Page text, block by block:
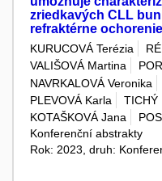
zriedkavých CLL
refraktérne
KURUCOVÁ Terézia
VALIŠOVÁ Martina
NAVRKALOVÁ Veronika
PLEVOVÁ Karla
TICHÝ
KOTAŠKOVÁ Jana
Konferenční abstrakty
Rok: 2023, druh: